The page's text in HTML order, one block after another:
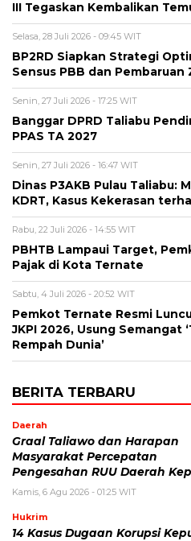
III Tegaskan Kembalikan
Selasa, 28 Juli 2026 - 09:45 WIT
BP2RD Siapkan Strategi
Sensus PBB dan Pembaruan
Senin, 27 Juli 2026 - 17:25 WIT
Banggar DPRD Taliabu
PPAS TA 2027
Senin, 27 Juli 2026 - 16:47 WIT
Dinas P3AKB Pulau Taliabu:
KDRT, Kasus Kekerasan
Rabu, 22 Juli 2026 - 14:55 WIT
PBHTB Lampaui Target,
Pajak di Kota Ternate
Sabtu, 4 Juli 2026 - 20:52 WIT
Pemkot Ternate Resmi
JKPI 2026, Usung Semangat
Rempah Dunia’
BERITA TERBARU
Daerah
Graal Taliawo dan Harapan
Masyarakat Percepatan
Pengesahan RUU Daerah
Kamis, 6 Agu 2026 - 01:25 WIT
Hukrim
14 Kasus Dugaan Korupsi